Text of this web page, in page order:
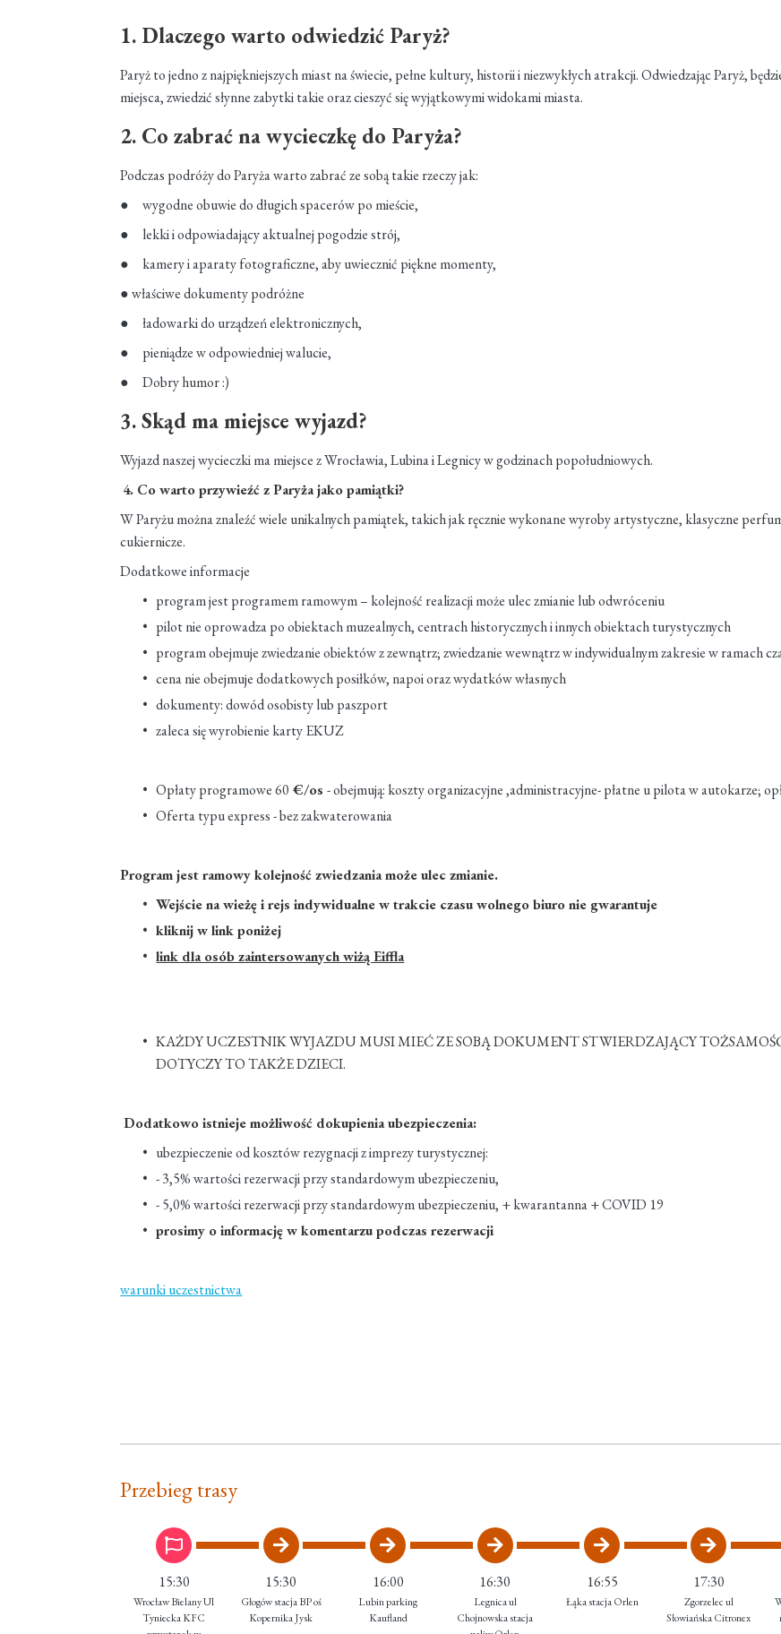
1. Dlaczego warto odwiedzić Paryż?
Paryż to jedno z najpiękniejszych miast na świecie, pełne kultury, historii i niezwykłych atrakcji. Odwiedzając Paryż,
miejsca, zwiedzić słynne zabytki takie oraz cieszyć się wyjątkowymi widokami miasta.
2. Co zabrać na wycieczkę do Paryża?
Podczas podróży do Paryża warto zabrać ze sobą takie rzeczy jak:
● wygodne obuwie do długich spacerów po mieście,
● lekki i odpowiadający aktualnej pogodzie strój,
● kamery i aparaty fotograficzne, aby uwiecznić piękne momenty,
● właściwe dokumenty podróżne
● ładowarki do urządzeń elektronicznych,
● pieniądze w odpowiedniej walucie,
● Dobry humor :)
3. Skąd ma miejsce wyjazd?
Wyjazd naszej wycieczki ma miejsce z Wrocławia, Lubina i Legnicy w godzinach popołudniowych.
4. Co warto przywieźć z Paryża jako pamiątki?
W Paryżu można znaleźć wiele unikalnych pamiątek, takich jak ręcznie wykonane wyroby artystyczne, klasyczne
cukiernicze.
Dodatkowe informacje
program jest programem ramowym – kolejność realizacji może ulec zmianie lub odwróceniu
pilot nie oprowadza po obiektach muzealnych, centrach historycznych i innych obiektach turystycznych
program obejmuje zwiedzanie obiektów z zewnątrz; zwiedzanie wewnątrz w indywidualnym zakresie w ramach
cena nie obejmuje dodatkowych posiłków, napoi oraz wydatków własnych
dokumenty: dowód osobisty lub paszport
zaleca się wyrobienie karty EKUZ
Opłaty programowe 60 €/os- obejmują: koszty organizacyjne ,administracyjne- płatne u pilota w autokarze;
Oferta typu express - bez zakwaterowania
Program jest ramowy kolejność zwiedzania może ulec zmianie.
Wejście na wieżę i rejs indywidualne w trakcie czasu wolnego biuro nie gwarantuje
kliknij w link poniżej
link dla osób zaintersowanych wiżą Eiffla
KAŻDY UCZESTNIK WYJAZDU MUSI MIEĆ ZE SOBĄ DOKUMENT STWIERDZAJĄCY
DOTYCZY TO TAKŻE DZIECI.
Dodatkowo istnieje możliwość dokupienia ubezpieczenia:
ubezpieczenie od kosztów rezygnacji z imprezy turystycznej:
- 3,5% wartości rezerwacji przy standardowym ubezpieczeniu,
- 5,0% wartości rezerwacji przy standardowym ubezpieczeniu, + kwarantanna + COVID 19
prosimy o informację w komentarzu podczas rezerwacji
warunki uczestnictwa
Przebieg trasy
15:30
Wrocław Bielany Ul
Tyniecka KFC
15:30
Głogów stacja BP oś
Kopernika Jysk
16:00
Lubin parking
Kaufland
16:30
Legnica ul
Chojnowska stacja
16:55
Łąka stacja Orlen
17:30
Zgorzelec ul
Słowiańska Citronex